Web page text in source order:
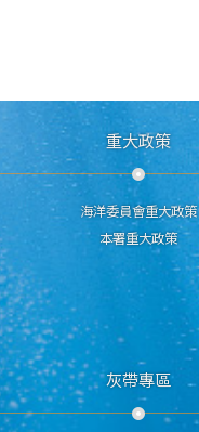
重大政策
海洋委員會重大政策
本署重大政策
灰帶專區